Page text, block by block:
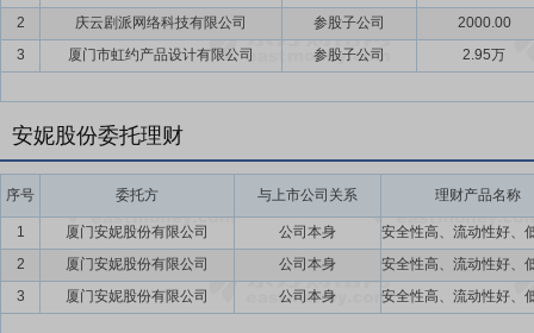
2
庆云剧派网络科技有限公司 参股子公司
2000.00
3
厦门市虹约产品设计有限公司 参股子公司 2.95万
安妮股份委托理财
序号 委托方 与上市公司关系 理财产品名称
1 厦门安妮股份有限公司
公司本身
2
厦门安妮股份有限公司
公司本身
3
厦门安妮股份有限公司 公司本身